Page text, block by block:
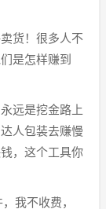
货！很多人不
是怎样赚到
远是挖金路上
人包装去赚慢
，这个工具你
我不收费，